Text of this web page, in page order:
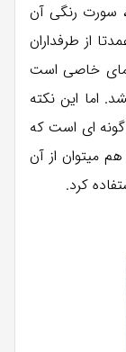
سورت رنگی آن
از طرفداران
خاصی است
اما این نکته
ای است که
میتوان از آن
کرد.